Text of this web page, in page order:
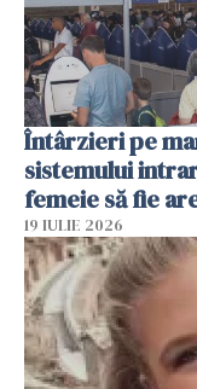
Întârzieri pe
sistemului
femeie să fie
19 IULIE 2026